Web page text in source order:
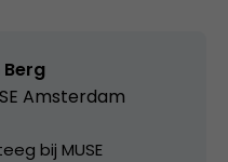
Amsterdam
bij MUSE